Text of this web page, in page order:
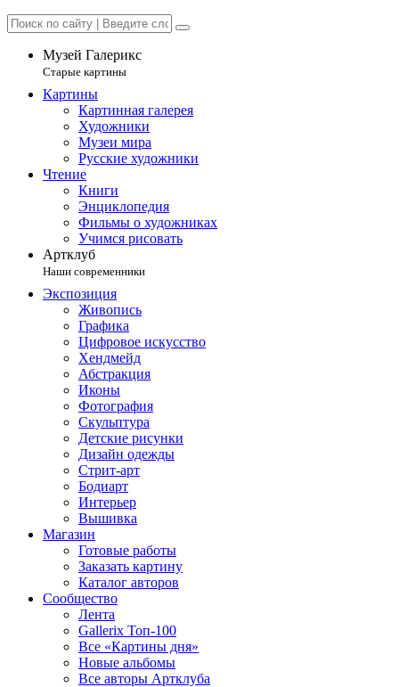
Музей Галерикс
Старые картины
Картины
Картинная галерея
Художники
Музеи мира
Русские художники
Чтение
Книги
Энциклопедия
Фильмы о художниках
Учимся рисовать
Артклуб
Наши современники
Экспозиция
Живопись
Графика
Цифровое искусство
Хендмейд
Абстракция
Иконы
Фотография
Скульптура
Детские рисунки
Дизайн одежды
Стрит-арт
Бодиарт
Интерьер
Вышивка
Магазин
Готовые работы
Заказать картину
Каталог авторов
Сообщество
Лента
Gallerix Топ-100
Все «Картины дня»
Новые альбомы
Все авторы Артклуба